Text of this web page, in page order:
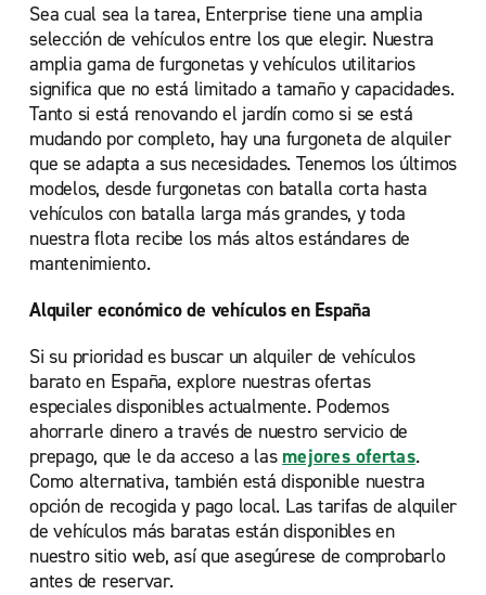
Sea cual sea la tarea, Enterprise tiene una amplia
selección de vehículos entre los que elegir. Nuestra
amplia gama de furgonetas y vehículos utilitarios
significa que no está limitado a tamaño y capacidades.
Tanto si está renovando el jardín como si se está
mudando por completo, hay una furgoneta de alquiler
que se adapta a sus necesidades. Tenemos los últimos
modelos, desde furgonetas con batalla corta hasta
vehículos con batalla larga más grandes, y toda
nuestra flota recibe los más altos estándares de
mantenimiento.
Alquiler económico de vehículos en España
Si su prioridad es buscar un alquiler de vehículos
barato en España, explore nuestras ofertas
especiales disponibles actualmente. Podemos
ahorrarle dinero a través de nuestro servicio de
prepago, que le da acceso a las mejores ofertas.
Como alternativa, también está disponible nuestra
opción de recogida y pago local. Las tarifas de alquiler
de vehículos más baratas están disponibles en
nuestro sitio web, así que asegúrese de comprobarlo
antes de reservar.